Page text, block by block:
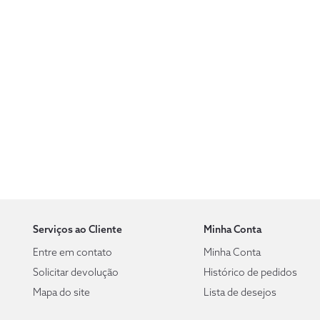
Serviços ao Cliente
Entre em contato
Solicitar devolução
Mapa do site
Minha Conta
Minha Conta
Histórico de pedidos
Lista de desejos